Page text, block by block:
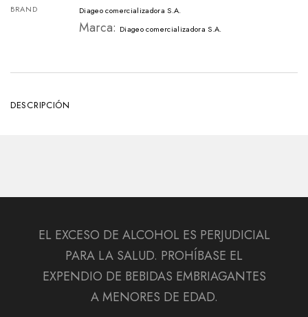
BRAND
Diageo comercializadora S.A.
Marca: Diageo comercializadora S.A.
DESCRIPCIÓN
EL EXCESO DE ALCOHOL ES PERJUDICIAL
PARA LA SALUD. PROHÍBASE EL
EXPENDIO DE BEBIDAS EMBRIAGANTES
A MENORES DE EDAD.